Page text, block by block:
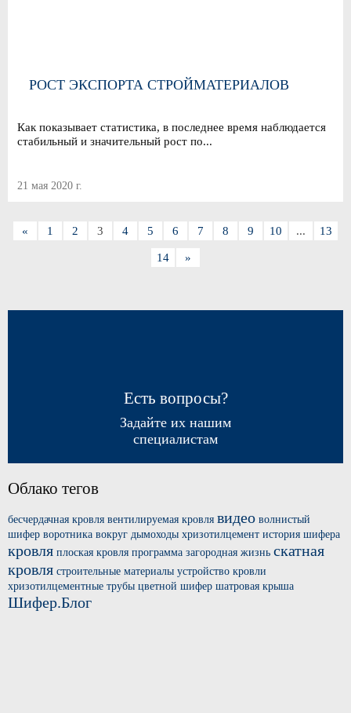
РОСТ ЭКСПОРТА СТРОЙМАТЕРИАЛОВ
Как показывает статистика, в последнее время наблюдается
стабильный и значительный рост по...
21 мая 2020 г.
« 1 2 3 4 5 6 7 8 9 10 ... 13
14 »
Есть вопросы?
Задайте их нашим
специалистам
Облако тегов
бесчердачная кровля вентилируемая кровля видео волнистый
шифер воротника вокруг дымоходы хризотилцемент история шифера
кровля плоская кровля программа загородная жизнь скатная
кровля строительные материалы устройство кровли
хризотилцементные трубы цветной шифер шатровая крыша
Шифер.Блог